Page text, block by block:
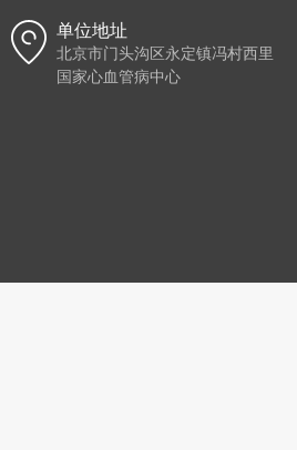
单位地址
北京市门头沟区永定镇冯村西里
国家心血管病中心